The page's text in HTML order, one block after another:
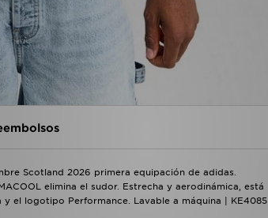
Scotland 2026 primera equipación de adidas.
elimina el sudor. Estrecha y aerodinámica, está
el logotipo Performance. Lavable a máquina | KE4085